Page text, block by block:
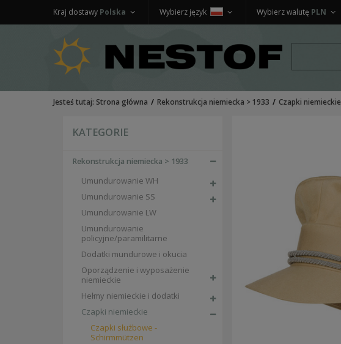
Wybierz walutę PLN
Wybierz język
Kraj dostawy Polska
Jesteś tutaj: Strona główna Rekonstrukcja niemiecka > 1933 Czapki niemieckie
KATEGORIE
Rekonstrukcja niemiecka > 1933
Umundurowanie WH
Umundurowanie SS
Umundurowanie LW
Umundurowanie
policyjne/paramilitarne
Dodatki mundurowe i okucia
Oporządzenie i wyposażenie
niemieckie
Hełmy niemieckie i dodatki
Czapki niemieckie
Czapki służbowe -
Schirmmützen